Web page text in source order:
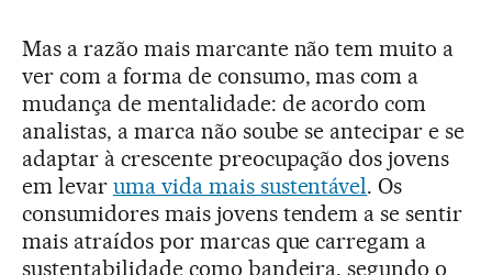
Mas a razão mais marcante não tem muito a
ver com a forma de consumo, mas com a
mudança de mentalidade: de acordo com
analistas, a marca não soube se antecipar e se
adaptar à crescente preocupação dos jovens
em levar uma vida mais sustentável. Os
consumidores mais jovens tendem a se sentir
mais atraídos por marcas que carregam a
sustentabilidade como bandeira, segundo o